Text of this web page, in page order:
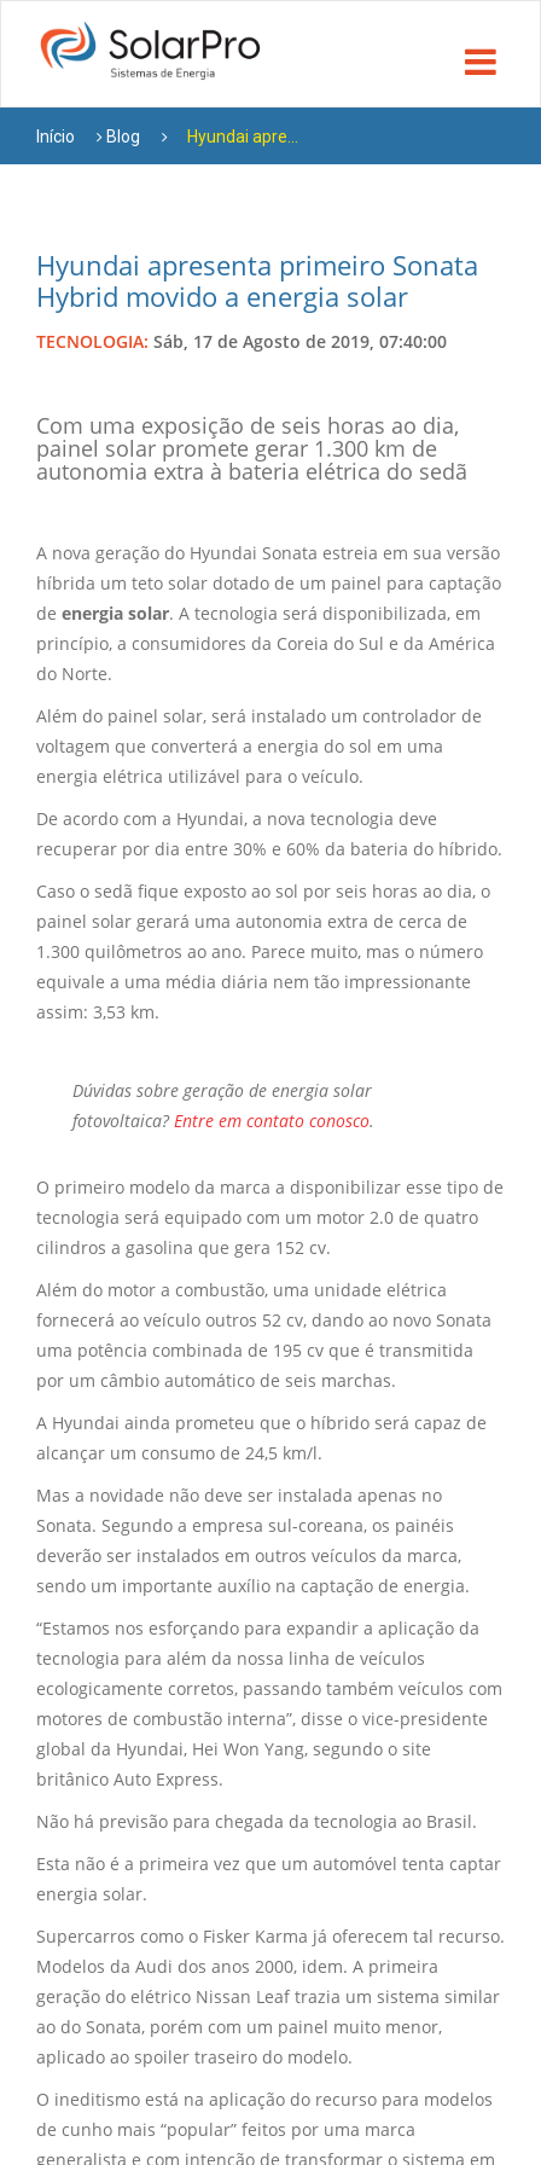
Início Blog Hyundai apre...
Hyundai apresenta primeiro Sonata
Hybrid movido a energia solar
TECNOLOGIA: Sáb, 17 de Agosto de 2019, 07:40:00
Com uma exposição de seis horas ao dia,
painel solar promete gerar 1.300 km de
autonomia extra à bateria elétrica do sedã
A nova geração do Hyundai Sonata estreia em sua versão
híbrida um teto solar dotado de um painel para captação
de energia solar. A tecnologia será disponibilizada, em
princípio, a consumidores da Coreia do Sul e da América
do Norte.
Além do painel solar, será instalado um controlador de
voltagem que converterá a energia do sol em uma
energia elétrica utilizável para o veículo.
De acordo com a Hyundai, a nova tecnologia deve
recuperar por dia entre 30% e 60% da bateria do híbrido.
Caso o sedã fique exposto ao sol por seis horas ao dia, o
painel solar gerará uma autonomia extra de cerca de
1.300 quilômetros ao ano. Parece muito, mas o número
equivale a uma média diária nem tão impressionante
assim: 3,53 km.
Dúvidas sobre geração de energia solar
fotovoltaica?Entre em contato conosco.
O primeiro modelo da marca a disponibilizar esse tipo de
tecnologia será equipado com um motor 2.0 de quatro
cilindros a gasolina que gera 152 cv.
Além do motor a combustão, uma unidade elétrica
fornecerá ao veículo outros 52 cv, dando ao novo Sonata
uma potência combinada de 195 cv que é transmitida
por um câmbio automático de seis marchas.
A Hyundai ainda prometeu que o híbrido será capaz de
alcançar um consumo de 24,5 km/l.
Mas a novidade não deve ser instalada apenas no
Sonata. Segundo a empresa sul-coreana, os painéis
deverão ser instalados em outros veículos da marca,
sendo um importante auxílio na captação de energia.
“Estamos nos esforçando para expandir a aplicação da
tecnologia para além da nossa linha de veículos
ecologicamente corretos, passando também veículos com
motores de combustão interna”, disse o vice-presidente
global da Hyundai, Hei Won Yang, segundo o site
britânico Auto Express.
Não há previsão para chegada da tecnologia ao Brasil.
Esta não é a primeira vez que um automóvel tenta captar
energia solar.
Supercarros como o Fisker Karma já oferecem tal recurso.
Modelos da Audi dos anos 2000, idem. A primeira
geração do elétrico Nissan Leaf trazia um sistema similar
ao do Sonata, porém com um painel muito menor,
aplicado ao spoiler traseiro do modelo.
O ineditismo está na aplicação do recurso para modelos
de cunho mais “popular” feitos por uma marca
generalista e com intenção de transformar o sistema em